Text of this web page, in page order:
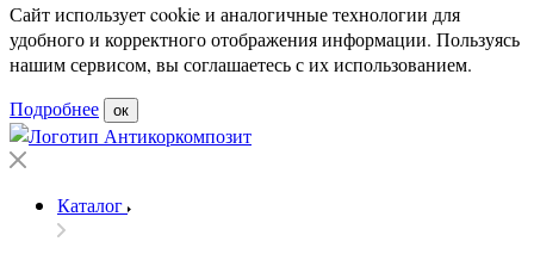
Сайт использует cookie и аналогичные технологии для
удобного и корректного отображения информации. Пользуясь
нашим сервисом, вы соглашаетесь с их использованием.
Подробнее
ок
Каталог